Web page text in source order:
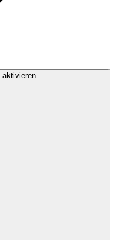
aktivieren